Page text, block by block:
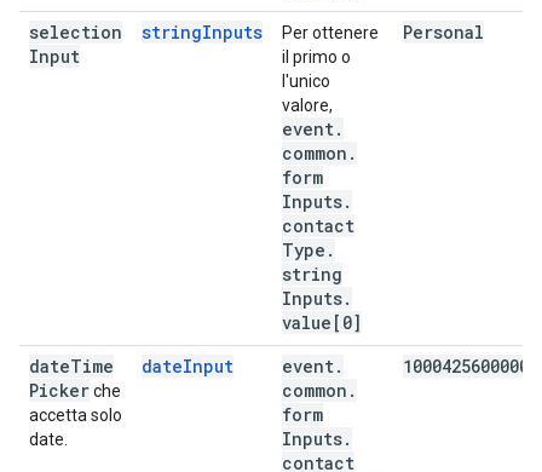
selection
Input
stringInputs
Per ottenere
il primo o
l'unico
valore,
event.
common .
form
Inputs.
contact
Type .
string
Inputs.
value[0]
Personal
dateTime
Pickerche
accetta solo
date.
dateInput event.
common .
form
Inputs.
contact
1000425600000